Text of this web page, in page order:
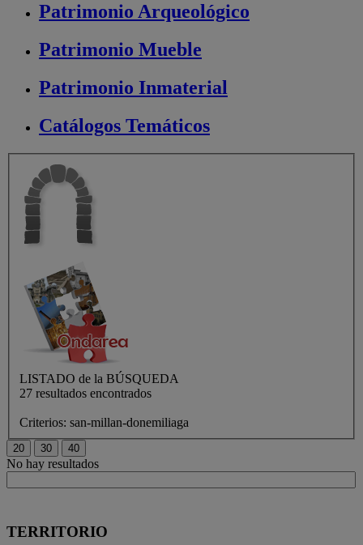
Patrimonio Arqueológico
Patrimonio Mueble
Patrimonio Inmaterial
Catálogos Temáticos
LISTADO de la BÚSQUEDA
27 resultados encontrados
Criterios: san-millan-donemiliaga
No hay resultados
TERRITORIO